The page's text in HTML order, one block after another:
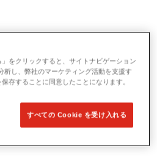
汎用工具
ルボックス
パイプハンドル
」をクリックすると、サイトナビゲーション
析し、弊社のマーケティング活動を支援す
存することに同意したことになります。
すべての Cookie を受け入れる